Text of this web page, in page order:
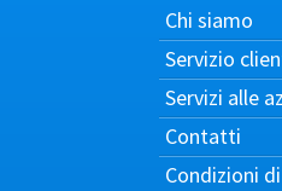
Chi siamo
Servizio
Servizi alle
Contatti
Condizioni